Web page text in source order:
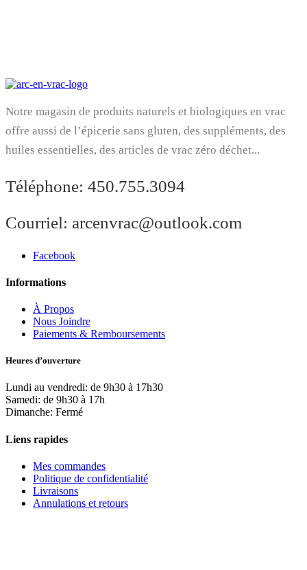
Notre magasin de produits naturels et biologiques en vrac
offre aussi de l’épicerie sans gluten, des suppléments, des
huiles essentielles, des articles de vrac zéro déchet...
Téléphone: 450.755.3094
Courriel: arcenvrac@outlook.com
Facebook
Informations
À Propos
Nous Joindre
Paiements & Remboursements
Heures d’ouverture
Lundi au vendredi: de 9h30 à 17h30
Samedi: de 9h30 à 17h
Dimanche: Fermé
Liens rapides
Mes commandes
Politique de confidentialité
Livraisons
Annulations et retours